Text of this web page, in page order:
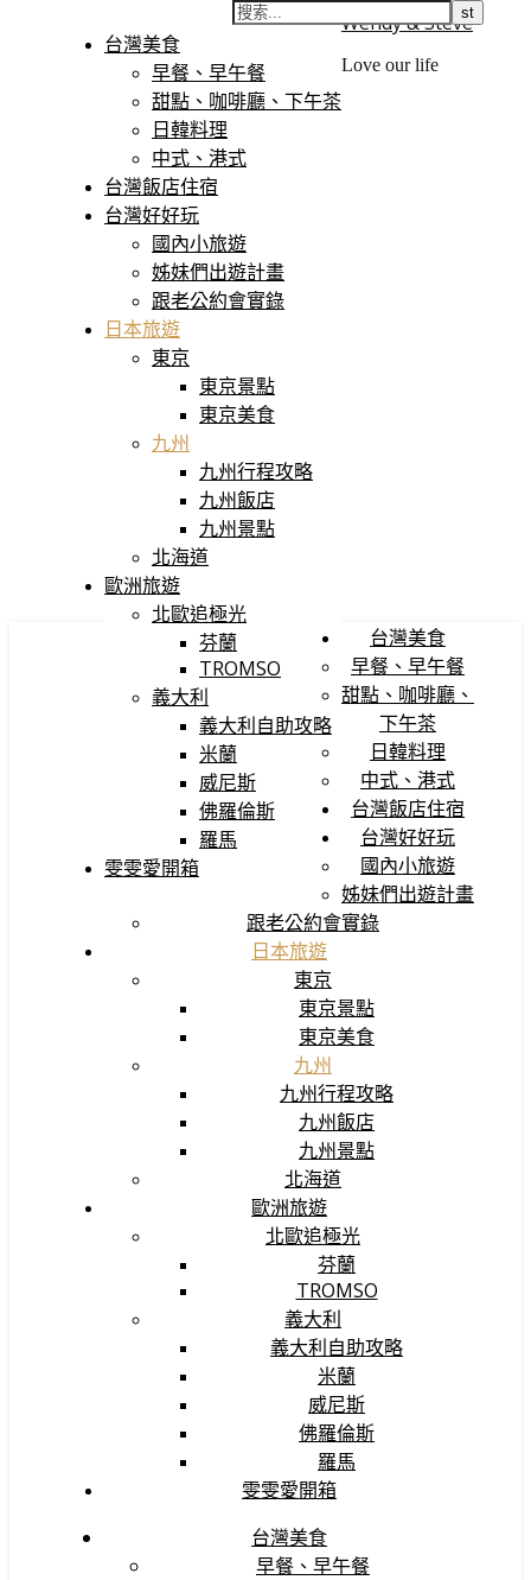
台灣美食
早餐、早午餐
甜點、咖啡廳、下午茶
日韓料理
中式、港式
台灣飯店住宿
台灣好好玩
國內小旅遊
姊妹們出遊計畫
跟老公約會實錄
日本旅遊
東京
東京景點
東京美食
九州
九州行程攻略
九州飯店
九州景點
北海道
歐洲旅遊
北歐追極光
芬蘭
TROMSO
義大利
義大利自助攻略
米蘭
威尼斯
佛羅倫斯
羅馬
雯雯愛開箱
Wendy & Steve
Love our life
台灣美食
早餐、早午餐
甜點、咖啡廳、
下午茶
日韓料理
中式、港式
台灣飯店住宿
台灣好好玩
國內小旅遊
姊妹們出遊計畫
跟老公約會實錄
日本旅遊
東京
東京景點
東京美食
九州
九州行程攻略
九州飯店
九州景點
北海道
歐洲旅遊
北歐追極光
芬蘭
TROMSO
義大利
義大利自助攻略
米蘭
威尼斯
佛羅倫斯
羅馬
雯雯愛開箱
台灣美食
早餐、早午餐